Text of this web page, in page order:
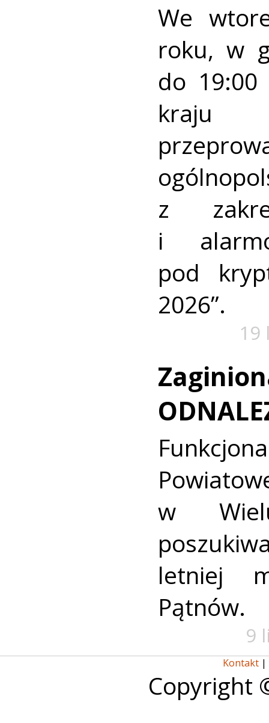
We
roku, w
do 19:00
z
i
pod
2026”.
19
w
letniej
Pątnów.
9
Kontakt |
Copyright